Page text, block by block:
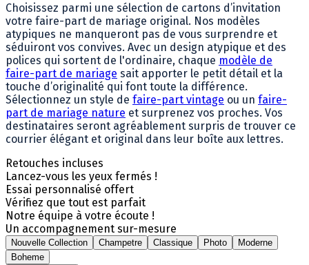
Choisissez parmi une sélection de cartons d’invitation
votre faire-part de mariage original. Nos modèles
atypiques ne manqueront pas de vous surprendre et
séduiront vos convives. Avec un design atypique et des
polices qui sortent de l'ordinaire, chaque modèle de
faire-part de mariage sait apporter le petit détail et la
touche d’originalité qui font toute la différence.
Sélectionnez un style de faire-part vintage ou un faire-
part de mariage nature et surprenez vos proches. Vos
destinataires seront agréablement surpris de trouver ce
courrier élégant et original dans leur boîte aux lettres.
Retouches incluses
Lancez-vous les yeux fermés !
Essai personnalisé offert
Vérifiez que tout est parfait
Notre équipe à votre écoute !
Un accompagnement sur-mesure
Nouvelle Collection Champetre Classique Photo
Moderne
Boheme